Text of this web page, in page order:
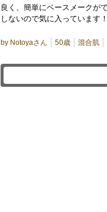
メ
ン
ー
に
良く、簡単にベースメークが
しないので気に入っています！
by Notoyaさん 50歳 混合肌